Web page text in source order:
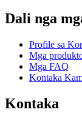
Dali nga
Profile sa
Mga
Mga FAQ
Kontaka
Kontaka